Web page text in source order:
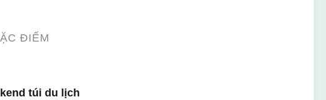
ĐIỂM
túi du lịch